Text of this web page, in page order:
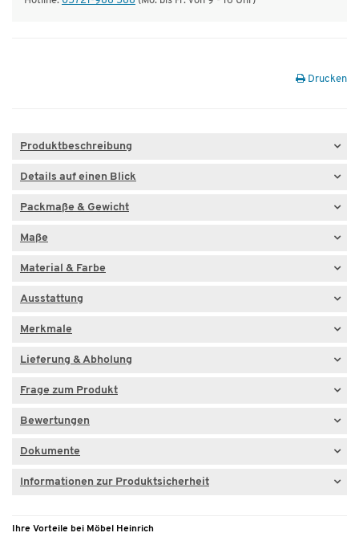
Drucken
Produktbeschreibung
Details auf einen Blick
Packmaße & Gewicht
Maße
Material & Farbe
Ausstattung
Merkmale
Lieferung & Abholung
Frage zum Produkt
Bewertungen
Dokumente
Informationen zur Produktsicherheit
Ihre Vorteile bei Möbel Heinrich